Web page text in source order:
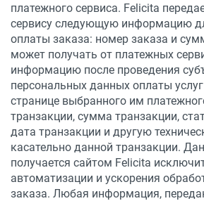
платежного сервиса. Felicita
сервису следующую информацию
оплаты заказа: номер заказа и
может получать от платежных
информацию после проведения
персональных данных оплаты
странице выбранного им
транзакции, сумма транзакции,
дата транзакции и другую
касательно данной транзакции.
получается сайтом Felicita
автоматизации и ускорения
заказа. Любая информация,